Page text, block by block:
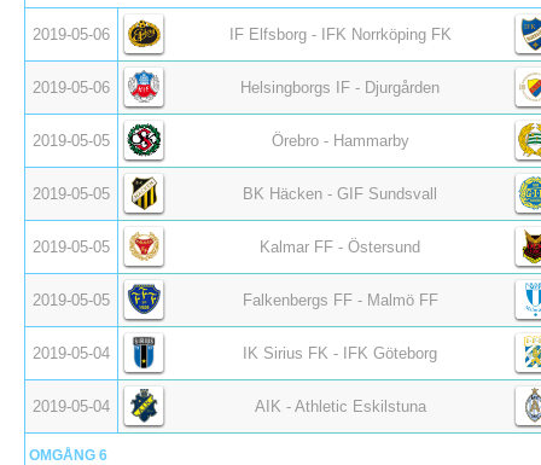
2019-05-06 IF Elfsborg - IFK Norrköping FK
2019-05-06 Helsingborgs IF - Djurgården
2019-05-05 Örebro - Hammarby
2019-05-05 BK Häcken - GIF Sundsvall
2019-05-05 Kalmar FF - Östersund
2019-05-05 Falkenbergs FF - Malmö FF
2019-05-04 IK Sirius FK - IFK Göteborg
2019-05-04 AIK - Athletic Eskilstuna
OMGÅNG 6